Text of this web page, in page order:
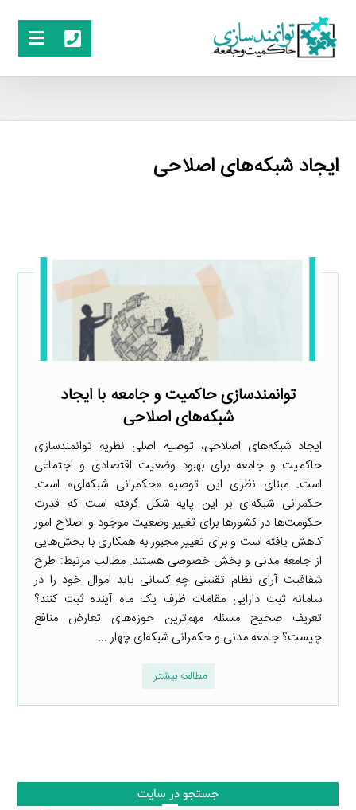
ایجاد شبکه‌های اصلاحی
توانمندسازی حاکمیت و جامعه با ایجاد
شبکه‌های اصلاحی
ایجاد شبکه‌های اصلاحی،‌ توصیه اصلی نظریه توانمندسازی
حاکمیت و جامعه برای بهبود وضعیت اقتصادی و اجتماعی
است. مبنای نظری این توصیه «حکمرانی شبکه‌ای» است.
حکمرانی شبکه‌ای بر این پایه شکل گرفته است که قدرت
حکومت‌ها در کشورها برای تغییر وضعیت موجود و اصلاح امور
کاهش یافته است و برای تغییر مجبور به همکاری با بخش‌هایی
از جامعه مدنی و بخش خصوصی هستند. مطالب مرتبط: طرح
شفافیت آرای نظام تقنینی چه کسانی باید اموال خود را در
سامانه ثبت دارایی مقامات ظرف یک ماه آینده ثبت کنند؟
تعریف صحیح مسئله مهم‌ترین حوزه‌های تعارض منافع
چیست؟ جامعه مدنی و حکمرانی شبکه‌ای چهار ...
مطالعه بیشتر
جستجو در سایت